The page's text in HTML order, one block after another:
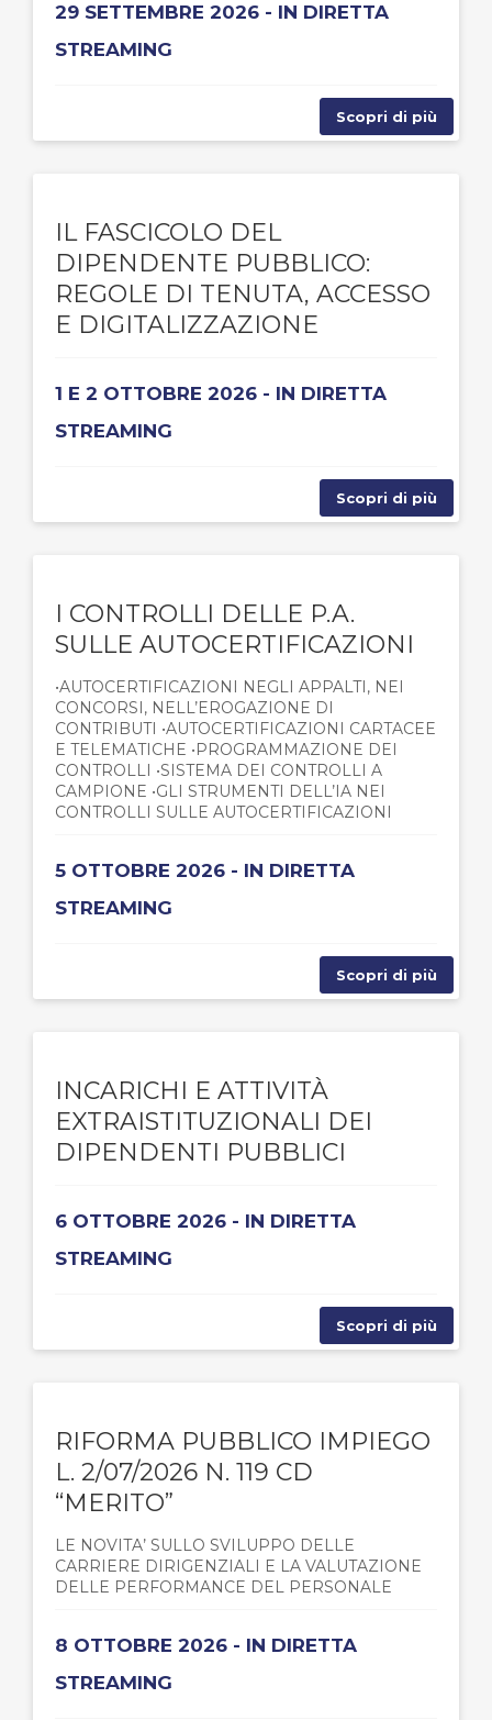
29 SETTEMBRE 2026 - IN DIRETTA
STREAMING
Scopri di più
IL FASCICOLO DEL
DIPENDENTE PUBBLICO:
REGOLE DI TENUTA, ACCESSO
E DIGITALIZZAZIONE
1 E 2 OTTOBRE 2026 - IN DIRETTA
STREAMING
Scopri di più
I CONTROLLI DELLE P.A.
SULLE AUTOCERTIFICAZIONI
•AUTOCERTIFICAZIONI NEGLI APPALTI, NEI
CONCORSI, NELL’EROGAZIONE DI
CONTRIBUTI •AUTOCERTIFICAZIONI CARTACEE
E TELEMATICHE •PROGRAMMAZIONE DEI
CONTROLLI •SISTEMA DEI CONTROLLI A
CAMPIONE •GLI STRUMENTI DELL’IA NEI
CONTROLLI SULLE AUTOCERTIFICAZIONI
5 OTTOBRE 2026 - IN DIRETTA
STREAMING
Scopri di più
INCARICHI E ATTIVITÀ
EXTRAISTITUZIONALI DEI
DIPENDENTI PUBBLICI
6 OTTOBRE 2026 - IN DIRETTA
STREAMING
Scopri di più
RIFORMA PUBBLICO IMPIEGO
L. 2/07/2026 N. 119 CD
“MERITO”
LE NOVITA’ SULLO SVILUPPO DELLE
CARRIERE DIRIGENZIALI E LA VALUTAZIONE
DELLE PERFORMANCE DEL PERSONALE
8 OTTOBRE 2026 - IN DIRETTA
STREAMING